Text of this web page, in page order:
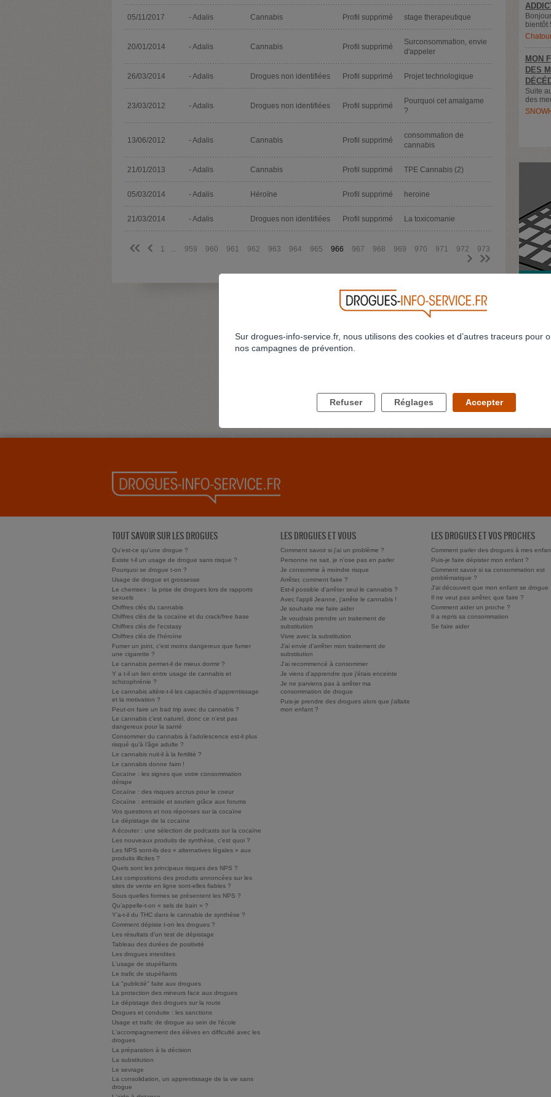
05/11/2017 - Adalis Cannabis Profil supprimé stage therapeutique
20/01/2014 - Adalis Cannabis Profil supprimé
Surconsommation, envie
d'appeler
26/03/2014 - Adalis Drogues non identifiées Profil supprimé Projet technologique
23/03/2012 - Adalis Drogues non identifiées Profil supprimé
Pourquoi cet amalgame
?
13/06/2012 - Adalis Cannabis Profil supprimé
consommation de
cannabis
21/01/2013 - Adalis Cannabis Profil supprimé TPE Cannabis (2)
05/03/2014 - Adalis Héroïne Profil supprimé heroine
21/03/2014 - Adalis Drogues non identifiées Profil supprimé La toxicomanie
<< < 1 959 960 961 962 963 964 965 966 967 968 969 970 971 972 973
> >>
bientôt
MON
DES
Suite
des
JE
Profil
JE
TOUT SAVOIR SUR LES DROGUES
Qu'est-ce qu'une drogue ?
Existe t-il un usage de drogue sans risque ?
Pourquoi se drogue t-on ?
Usage de drogue et grossesse
Le chemsex : la prise de drogues lors de rapports
sexuels
Chiffres clés du cannabis
Chiffres clés de la cocaïne et du crack/free base
Chiffres clés de l'ecstasy
Chiffres clés de l'héroïne
Fumer un joint, c’est moins dangereux que fumer
une cigarette ?
Le cannabis permet-il de mieux dormir ?
Y a t-il un lien entre usage de cannabis et
schizophrénie ?
Le cannabis altère-t-il les capacités d'apprentissage
et la motivation ?
Peut-on faire un bad trip avec du cannabis ?
Le cannabis c'est naturel, donc ce n'est pas
dangereux pour la santé
Consommer du cannabis à l’adolescence est-il plus
risqué qu’à l’âge adulte ?
Le cannabis nuit-il à la fertilité ?
Le cannabis donne faim !
Cocaïne : les signes que votre consommation
dérape
Cocaïne : des risques accrus pour le coeur
Cocaïne : entraide et soutien grâce aux forums
Vos questions et nos réponses sur la cocaïne
Le dépistage de la cocaïne
A écouter : une sélection de podcasts sur la cocaïne
Les nouveaux produits de synthèse, c’est quoi ?
Les NPS sont-ils des « alternatives légales » aux
produits illicites ?
Quels sont les principaux risques des NPS ?
Les compositions des produits annoncées sur les
sites de vente en ligne sont-elles fiables ?
Sous quelles formes se présentent les NPS ?
Qu’appelle-t-on « sels de bain » ?
Y’a-t-il du THC dans le cannabis de synthèse ?
Comment dépiste t-on les drogues ?
Les résultats d'un test de dépistage
Tableau des durées de positivité
Les drogues interdites
L'usage de stupéfiants
Le trafic de stupéfiants
La "publicité" faite aux drogues
La protection des mineurs face aux drogues
Le dépistage des drogues sur la route
Drogues et conduite : les sanctions
Usage et trafic de drogue au sein de l'école
L'accompagnement des élèves en difficulté avec les
drogues
La préparation à la décision
La substitution
Le sevrage
La consolidation, un apprentissage de la vie sans
drogue
LES DROGUES ET VOUS
Comment savoir si j'ai un problème ?
Personne ne sait, je n'ose pas en parler
Je consomme à moindre risque
Arrêter, comment faire ?
Est-il possible d'arrêter seul le cannabis ?
Avec l'appli Jeanne, j'arrête le cannabis !
Je souhaite me faire aider
Je voudrais prendre un traitement de
substitution
Vivre avec la substitution
J'ai envie d'arrêter mon traitement de
substitution
J'ai recommencé à consommer
Je viens d'apprendre que j'étais enceinte
Je ne parviens pas à arrêter ma
consommation de drogue
Puis-je prendre des drogues alors que j'allaite
mon enfant ?
LES DROGUES ET VOS PROCHES
Comment parler des drogues à mes
Puis-je faire dépister mon enfant ?
Comment savoir si sa consommation est
problématique ?
J'ai découvert que mon enfant se drogue
Il ne veut pas arrêter, que faire ?
Comment aider un proche ?
Il a repris sa consommation
Se faire aider
Sur drogues-info-service.fr, nous utilisons des cookies et d’autres traceurs pour
nos campagnes de prévention.
Refuser Réglages Accepter